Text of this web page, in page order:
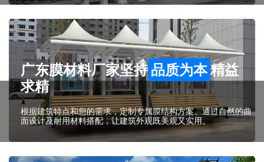
广东膜材料厂家坚持 品质为本精益
求精
根据建筑特点和您的需求，定制专属膜结构方案。通过自然的曲
面设计及耐用材料搭配，让建筑外观既美观又实用。